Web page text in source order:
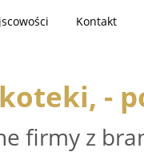
Kontakt
-
firmy z